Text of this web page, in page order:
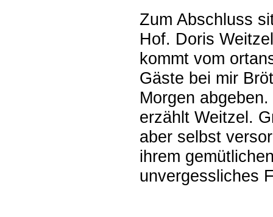
Zum Abschluss
Hof. Doris
kommt vom
Gäste bei mir
Morgen
erzählt Weitzel.
aber selbst
ihrem
unvergessliches